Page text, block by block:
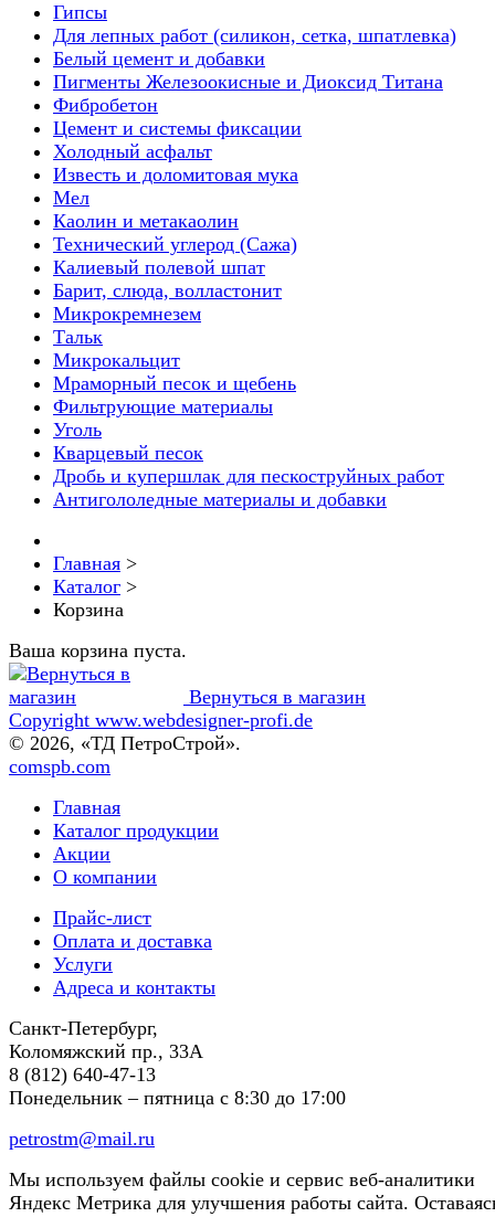
Гипсы
Для лепных работ (силикон, сетка, шпатлевка)
Белый цемент и добавки
Пигменты Железоокисные и Диоксид Титана
Фибробетон
Цемент и системы фиксации
Холодный асфальт
Известь и доломитовая мука
Мел
Каолин и метакаолин
Технический углерод (Сажа)
Калиевый полевой шпат
Барит, слюда, волластонит
Микрокремнезем
Тальк
Микрокальцит
Мраморный песок и щебень
Фильтрующие материалы
Уголь
Кварцевый песок
Дробь и купершлак для пескоструйных работ
Антигололедные материалы и добавки
Главная >
Каталог >
Корзина
Ваша корзина пуста.
Вернуться в магазин
Copyright www.webdesigner-profi.de
© 2026, «ТД ПетроСтрой».
comspb.com
Главная
Каталог продукции
Акции
О компании
Прайс-лист
Оплата и доставка
Услуги
Адреса и контакты
Санкт-Петербург,
Коломяжский пр., 33А
8 (812) 640-47-13
Понедельник – пятница с 8:30 до 17:00
petrostm@mail.ru
Мы используем файлы cookie и сервис веб-аналитики
Яндекс Метрика для улучшения работы сайта.